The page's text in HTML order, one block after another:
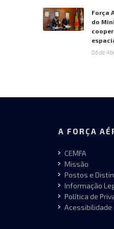
Força
do
06 de
A FORÇA
CEMFA
Missão
Postos e
Informação
Política de
Acessibilidade